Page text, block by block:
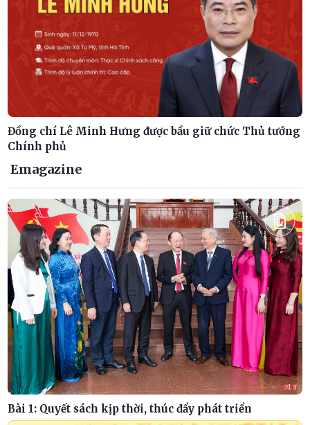
Đồng chí Lê Minh Hưng được bầu giữ chức Thủ tướng
Chính phủ
Emagazine
Bài 1: Quyết sách kịp thời, thúc đẩy phát triển